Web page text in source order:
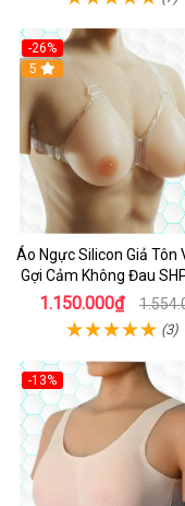
-26%
Hot
5
Áo Ngực Silicon Giả Tôn
Gợi Cảm Không Đau
1.150.000₫
(3)
-13%
Hot